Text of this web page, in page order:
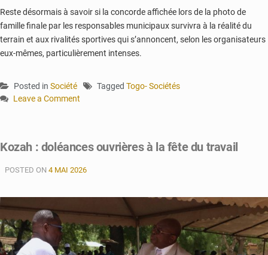
Reste désormais à savoir si la concorde affichée lors de la photo de
famille finale par les responsables municipaux survivra à la réalité du
terrain et aux rivalités sportives qui s’annoncent, selon les organisateurs
eux-mêmes, particulièrement intenses.
Posted in Société Tagged Togo- Sociétés
Leave a Comment
:
tournoi
de
football
pour
unir
les
Kozah : doléances ouvrières à la fête du travail
POSTED ON 4 MAI 2026